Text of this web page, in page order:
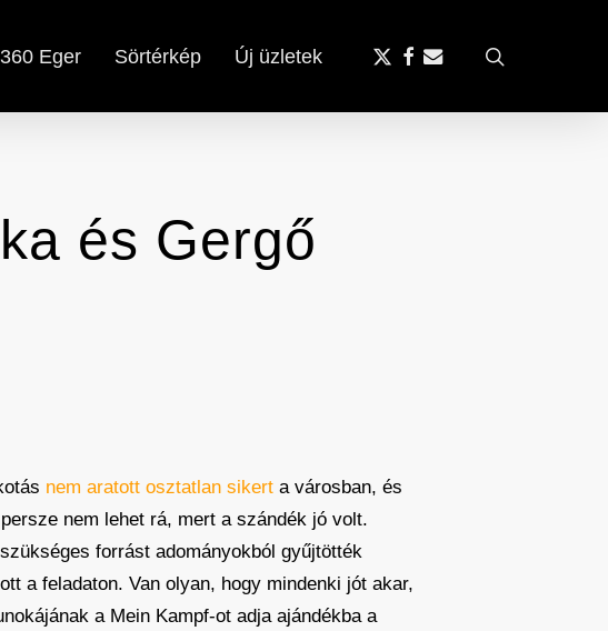
360 Eger Sörtérkép Új üzletek
x-
facebook
email
és Gergő
nem aratott osztatlan sikert a városban, és
nem lehet rá, mert a szándék jó volt.
forrást adományokból gyűjtötték
a feladaton. Van olyan, hogy mindenki jót akar,
a Mein Kampf-ot adja ajándékba a